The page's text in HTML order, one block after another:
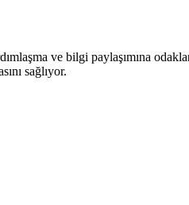
ve bilgi paylaşımına
sağlıyor.